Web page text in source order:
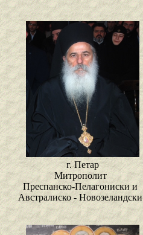
г. Петар
Митрополит
Преспанско-Пелагониски и
Австралиско - Новозеландски